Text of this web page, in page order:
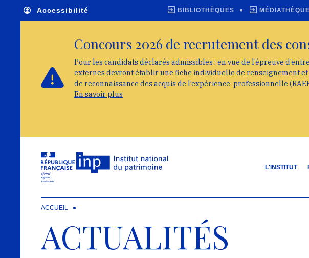
L'INSTITUT
Accessibilité BIBLIOTHÈQUES
Concours 2026 de recrutement des
Pour les candidats déclarés admissibles : en vue de l’épreuve
externes devront établir une fiche individuelle de renseignement
de reconnaissance des acquis de l’expérience professionnelle
En savoir plus
ACCUEIL
ACTUALITÉS